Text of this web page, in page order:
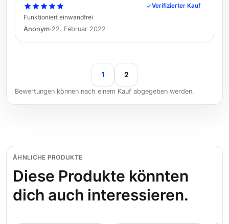
Verifizierter Kauf
Funktioniert einwandfrei
Anonym·22. Februar 2022
1 2
Bewertungen können nach einem Kauf abgegeben werden.
ÄHNLICHE PRODUKTE
Diese Produkte könnten
dich auch interessieren.